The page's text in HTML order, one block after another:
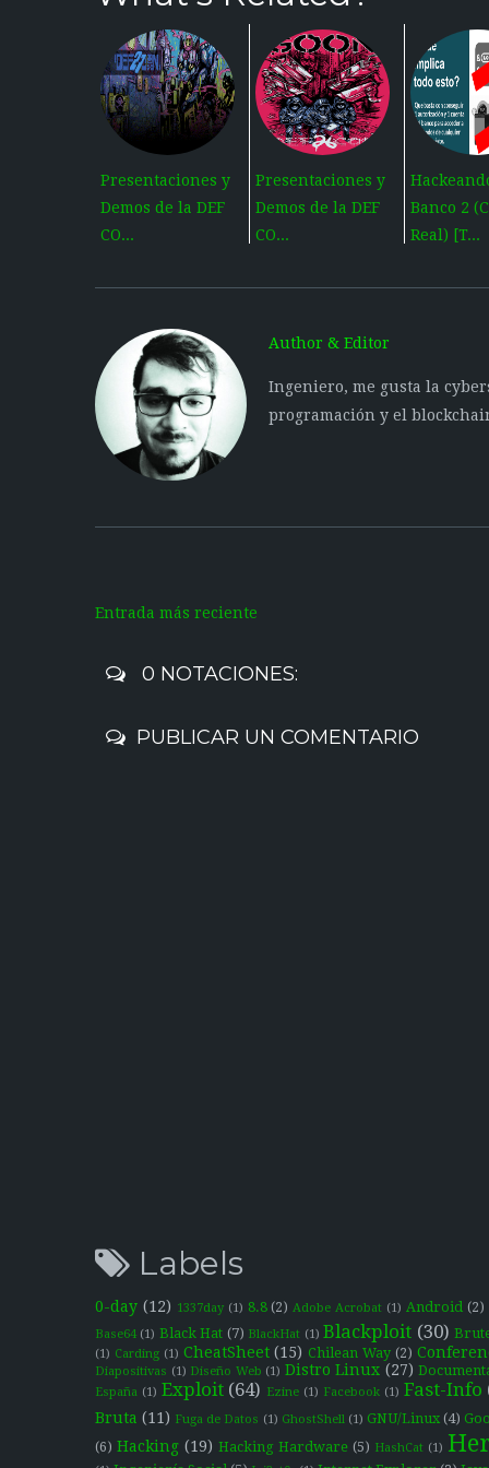
Presentaciones y
Demos de la DEF
CO...
Presentaciones y
Demos de la DEF
CO...
Banco 2
Real) [T...
Author & Editor
Ingeniero, me gusta la
programación y el
Entrada más reciente
0 NOTACIONES:
PUBLICAR UN COMENTARIO
Labels
0-day (12) 1337day (1) 8.8 (2) Adobe Acrobat (1) Android (2)
Base64 (1) Black Hat (7) BlackHat (1) Blackploit (30)
(1) Carding (1) CheatSheet (15) Chilean Way (2)
Diapositivas (1) Diseño Web (1) Distro Linux (27)
España (1) Exploit (64) Ezine (1) Facebook (1) Fast-Info
Bruta (11) Fuga de Datos (1) GhostShell (1) GNU/Linux (4)
(6) Hacking (19) Hacking Hardware (5) HashCat (1)